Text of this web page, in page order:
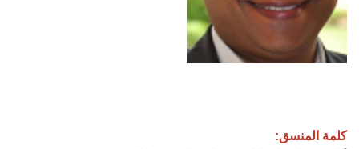
كلمة المنسق: